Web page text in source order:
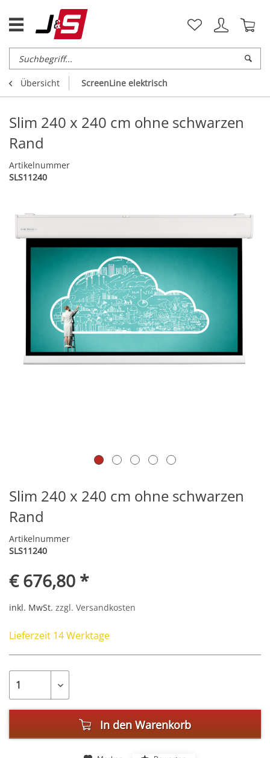
Übersicht ScreenLine elektrisch
Slim 240 x 240 cm ohne schwarzen
Rand
Artikelnummer
SLS11240
Slim 240 x 240 cm ohne schwarzen
Rand
Artikelnummer
SLS11240
€ 676,80 *
inkl. MwSt. zzgl. Versandkosten
Lieferzeit 14 Werktage
In den Warenkorb